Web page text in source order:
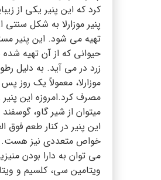
کرد که این پنیر یکی از
پنیر موزارلا به شکل سنتی
تهیه می شود. این پنیر
حیوانی که از آن تهیه
زرد در می آید. به دلیل
موزارلا، معمولاً یک روز
مصرف کرد.امروزه این پنیر
میتوان از شیر گاو،
این پنیر در کنار طعم فوق
خواص متعددی نیز هست.
می‌ توان به دارا بودن